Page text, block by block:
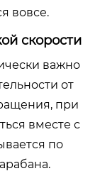
вовсе.
скорости
важно
от
при
вместе с
по